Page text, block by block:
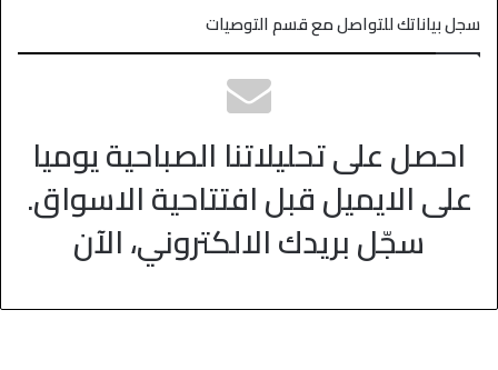
سجل بياناتك للتواصل مع قسم التوصيات
احصل على تحليلاتنا الصباحية يوميا
على الايميل قبل افتتاحية الاسواق.
سجّل بريدك الالكتروني، الآن